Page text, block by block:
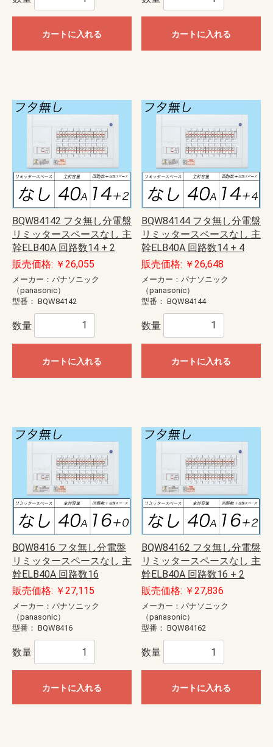
カートに入れる カートに入れる
BQW84142 フタ無し分電盤
リミッタースペースなし 主
幹ELB40A 回路数14 + 2
販売価格: ￥26,055
メーカー：パナソニック
（panasonic）
型番： BQW84142
数量
カートに入れる
BQW84144 フタ無し分電盤
リミッタースペースなし 主
幹ELB40A 回路数14 + 4
販売価格: ￥26,648
メーカー：パナソニック
（panasonic）
型番： BQW84144
数量
カートに入れる
BQW8416 フタ無し分電盤
リミッタースペースなし 主
幹ELB40A 回路数16
販売価格: ￥27,115
メーカー：パナソニック
（panasonic）
型番： BQW8416
数量
カートに入れる
BQW84162 フタ無し分電盤
リミッタースペースなし 主
幹ELB40A 回路数16 + 2
販売価格: ￥27,836
メーカー：パナソニック
（panasonic）
型番： BQW84162
数量
カートに入れる